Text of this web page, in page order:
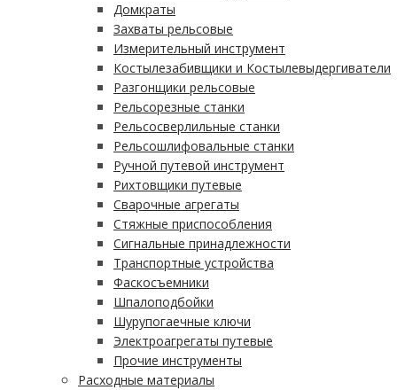
Домкраты
Захваты рельсовые
Измерительный инструмент
Костылезабивщики и Костылевыдергиватели
Разгонщики рельсовые
Рельсорезные станки
Рельсосверлильные станки
Рельсошлифовальные станки
Ручной путевой инструмент
Рихтовщики путевые
Сварочные агрегаты
Стяжные приспособления
Сигнальные принадлежности
Транспортные устройства
Фаскосъемники
Шпалоподбойки
Шурупогаечные ключи
Электроагрегаты путевые
Прочие инструменты
Расходные материалы